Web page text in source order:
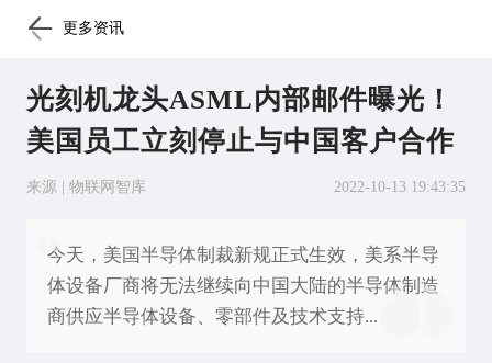
更多资讯
光刻机龙头ASML内部邮件曝光！
美国员工立刻停止与中国客户合作
来源 | 物联网智库 2022-10-13 19:43:35
今天，美国半导体制裁新规正式生效，美系半导
体设备厂商将无法继续向中国大陆的半导体制造
商供应半导体设备、零部件及技术支持...